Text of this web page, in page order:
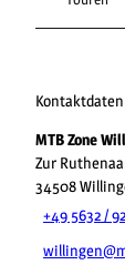
Kontaktdaten
MTB Zone
Zur
34508
+49 5632 /